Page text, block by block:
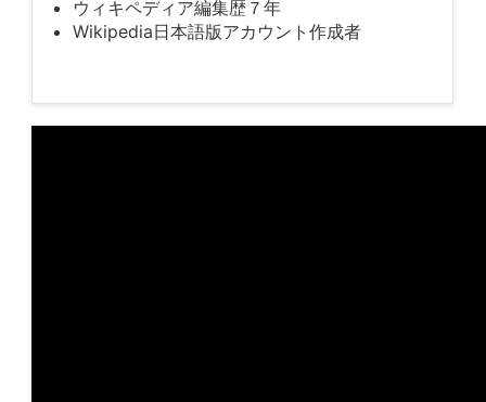
ウィキペディア編集歴７年
Wikipedia日本語版アカウント作成者